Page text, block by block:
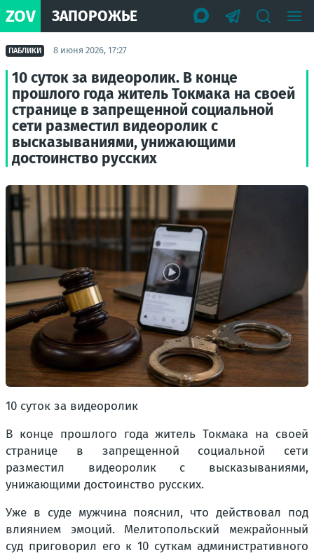
ZOV ЗАПОРОЖЬЕ
ПАБЛИКИ 8 июня 2026, 17:27
10 суток за видеоролик. В конце
прошлого года житель Токмака на своей
странице в запрещенной социальной
сети разместил видеоролик с
высказываниями, унижающими
достоинство русских
10 суток за видеоролик
В конце прошлого года житель Токмака на своей
странице в запрещенной социальной сети
разместил видеоролик с высказываниями,
унижающими достоинство русских.
Уже в суде мужчина пояснил, что действовал под
влиянием эмоций. Мелитопольский межрайонный
суд приговорил его к 10 суткам административного